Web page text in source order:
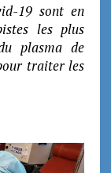
19 sont en
les plus
plasma de
traiter les